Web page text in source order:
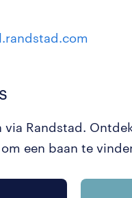
Randstad.
een baan te